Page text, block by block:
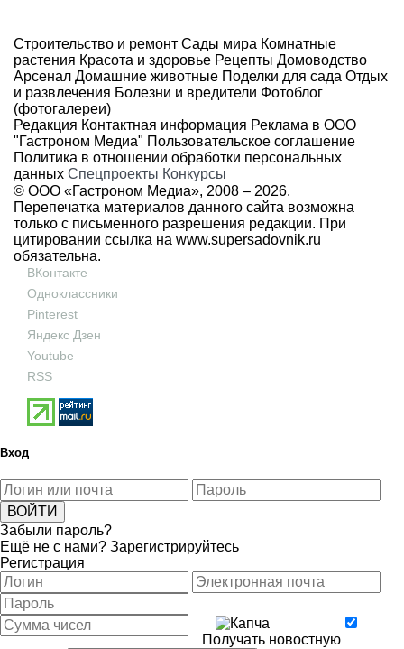
Строительство и ремонт Сады мира Комнатные
растения Красота и здоровье Рецепты Домоводство
Арсенал Домашние животные Поделки для сада Отдых
и развлечения Болезни и вредители Фотоблог
(фотогалереи)
Редакция Контактная информация Реклама в ООО
"Гастроном Медиа" Пользовательское соглашение
Политика в отношении обработки персональных
данных Спецпроекты Конкурсы
© ООО «Гастроном Медиа», 2008 – 2026.
Перепечатка материалов данного сайта возможна
только с письменного разрешения редакции. При
цитировании ссылка на www.supersadovnik.ru
обязательна.
ВКонтакте
Одноклассники
Pinterest
Яндекс Дзен
Youtube
RSS
Вход
Забыли пароль?
Ещё не с нами? Зарегистрируйтесь
Регистрация
Получать новостную